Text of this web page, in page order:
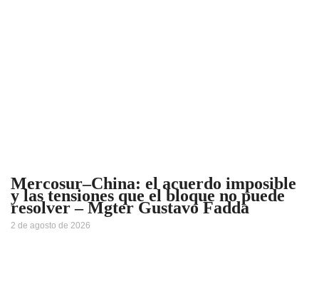
Mercosur–China: el acuerdo imposible
y las tensiones que el bloque no puede
resolver – Mgter Gustavo Fadda
2 de agosto de 2026